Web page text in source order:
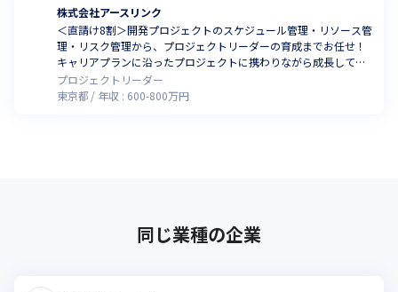
株式会社アースリンク
＜直請け8割＞開発プロジェクトのスケジュール管理・リソース管
理・リスク管理から、プロジェクトリーダーの育成までお任せ！
キャリアプランに沿ったプロジェクトに携わりながら成長してい
きませんか
プロジェクトリーダー
東京都
年収 : 600-800万円
同じ業種の企業